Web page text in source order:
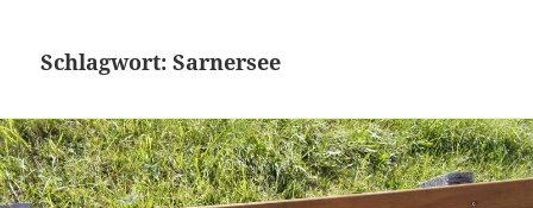
Schlagwort:Sarnersee